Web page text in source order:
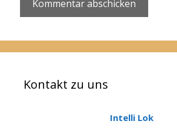
Kontakt zu uns
Intelli Lok